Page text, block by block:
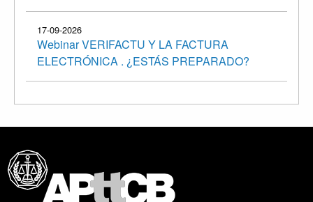
17-09-2026
Webinar VERIFACTU Y LA FACTURA
ELECTRÓNICA . ¿ESTÁS PREPARADO?